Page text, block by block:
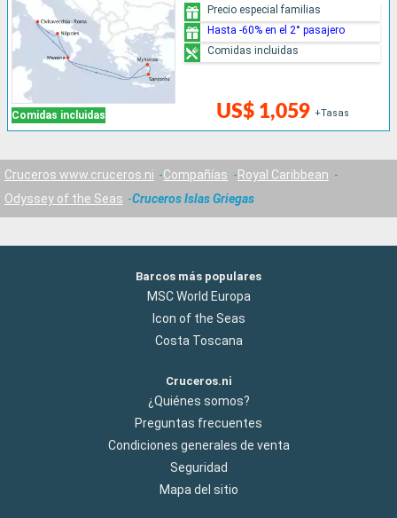
Comidas incluidas US$ 1,059 +Tasas
Precio especial familias
Hasta -60% en el 2° pasajero
Comidas incluidas
Cruceros www.cruceros.ni Compañías
Royal Caribbean
Odyssey of the Seas
Cruceros Islas Griegas
Barcos más populares
MSC World Europa
Icon of the Seas
Costa Toscana
Cruceros.ni
¿Quiénes somos?
Preguntas frecuentes
Condiciones generales de venta
Seguridad
Mapa del sitio